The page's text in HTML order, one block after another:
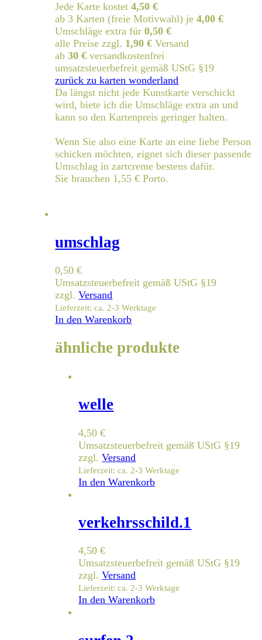
Jede Karte kostet4,50 €
ab 3 Karten (freie Motivwahl) je4,00 €
Umschläge extra für0,50 €
alle Preise zzgl. 1,90 € Versand
ab30 € versandkostenfrei
umsatzsteuerbefreit gemäß UStG §19
zurück zu karten wonderland
Da längst nicht jede Kunstkarte verschickt
wird, biete ich die Umschläge extra an und
kann so den Kartenpreis geringer halten.
Wenn Sie also eine Karte an eine liebe Person
schicken möchten, eignet sich dieser passende
Umschlag in zartcreme bestens dafür.
Sie brauchen 1,55 € Porto.
umschlag
0,50€
Umsatzsteuerbefreit gemäß UStG §19
zzgl.Versand
Lieferzeit: ca. 2-3 Werktage
In den Warenkorb
ähnliche produkte
welle
4,50€
Umsatzsteuerbefreit gemäß UStG §19
zzgl.Versand
Lieferzeit: ca. 2-3 Werktage
In den Warenkorb
verkehrsschild.1
4,50€
Umsatzsteuerbefreit gemäß UStG §19
zzgl.Versand
Lieferzeit: ca. 2-3 Werktage
In den Warenkorb